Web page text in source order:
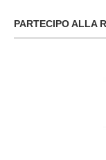
PARTECIPO ALLA